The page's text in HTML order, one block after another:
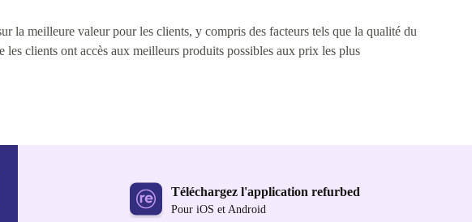
la meilleure valeur pour les clients, y compris des facteurs tels que la qualité du
clients ont accès aux meilleurs produits possibles aux prix les plus
Téléchargez l'application refurbed
Pour iOS et Android